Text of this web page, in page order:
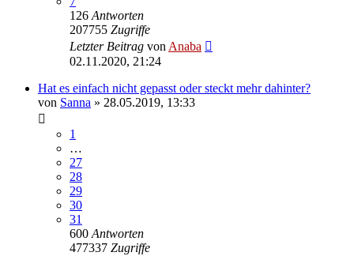
126 Antworten
207755 Zugriffe
Letzter Beitrag von Anaba
02.11.2020, 21:24
Hat es einfach nicht gepasst oder steckt mehr dahinter?
von Sanna » 28.05.2019, 13:33
1
…
27
28
29
30
31
600 Antworten
477337 Zugriffe